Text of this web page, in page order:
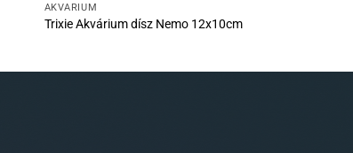
AKVÁRIUM
Trixie Akvárium dísz Nemo 12x10cm